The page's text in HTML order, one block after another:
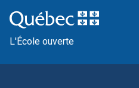
L'École ouverte